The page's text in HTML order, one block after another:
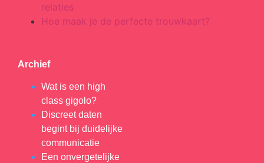
relaties
Hoe maak je de perfecte trouwkaart?
Archief
Wat is een high
class gigolo?
Discreet daten
begint bij duidelijke
communicatie
Een onvergetelijke